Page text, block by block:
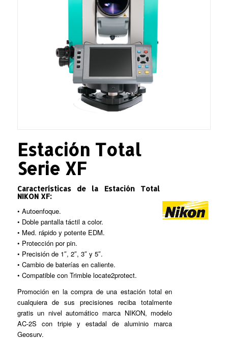
Estación Total
Serie XF
Características de la Estación Total
NIKON XF:
• Autoenfoque.
• Doble pantalla táctil a color.
• Med. rápido y potente EDM.
• Protección por pin.
• Precisión de 1″, 2″, 3″ y 5″.
• Cambio de baterías en caliente.
• Compatible con Trimble locate2protect.
Promoción en la compra de una estación total en
cualquiera de sus precisiones reciba totalmente
gratis un nivel automático marca NIKON, modelo
AC-2S con tripie y estadal de aluminio marca
Geosurv.